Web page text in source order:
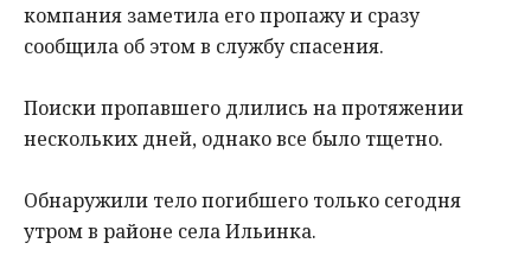
компания заметила его пропажу и сразу
сообщила об этом в службу спасения.
Поиски пропавшего длились на протяжении
нескольких дней, однако все было тщетно.
Обнаружили тело погибшего только сегодня
утром в районе села Ильинка.